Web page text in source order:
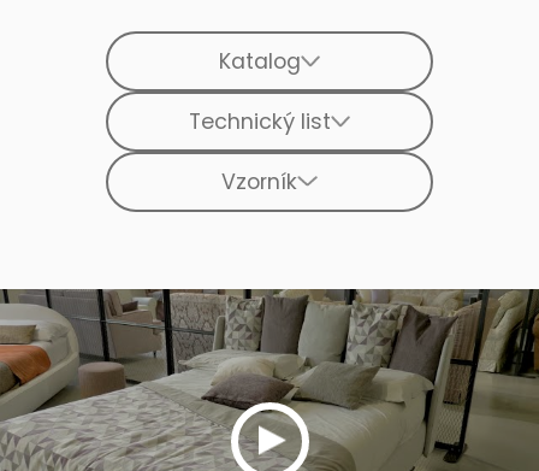
Katalog
Technický list
Vzorník